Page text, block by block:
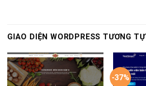
GIAO DIỆN WORDPRESS TƯƠNG TỰ
-37%